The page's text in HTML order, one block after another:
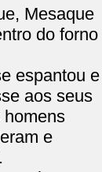
Mesaque
do forno
espantou e
aos seus
homens
e